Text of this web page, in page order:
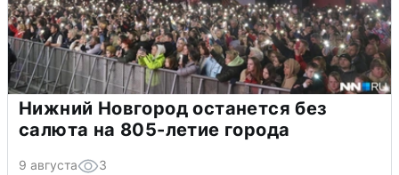
Нижний Новгород останется без
салюта на 805-летие города
9 августа 3